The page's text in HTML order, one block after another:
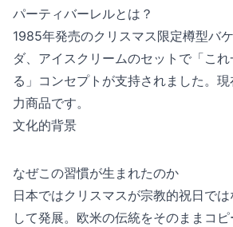
パーティバーレルとは？
1985年発売のクリスマス限定樽型バ
ダ、アイスクリームのセットで「こ
る」コンセプトが支持されました。
力商品です。
文化的背景
なぜこの習慣が生まれたのか
日本ではクリスマスが宗教的祝日で
して発展。欧米の伝統をそのままコピ